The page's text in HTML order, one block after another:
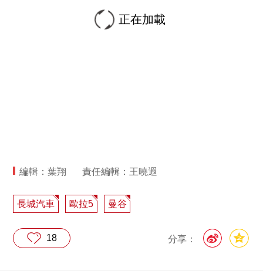
正在加載
編輯：葉翔 責任編輯：王曉遐
長城汽車 歐拉5 曼谷
分享：
18